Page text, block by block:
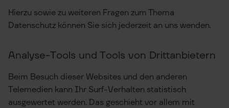
Hierzu sowie zu weiteren Fragen zum Thema
Datenschutz können Sie sich jederzeit an uns wenden.
Analyse-Tools und Tools von Dritt­anbietern
Beim Besuch dieser Websites und den anderen
Telemedien kann Ihr Surf-Verhalten statistisch
ausgewertet werden. Das geschieht vor allem mit